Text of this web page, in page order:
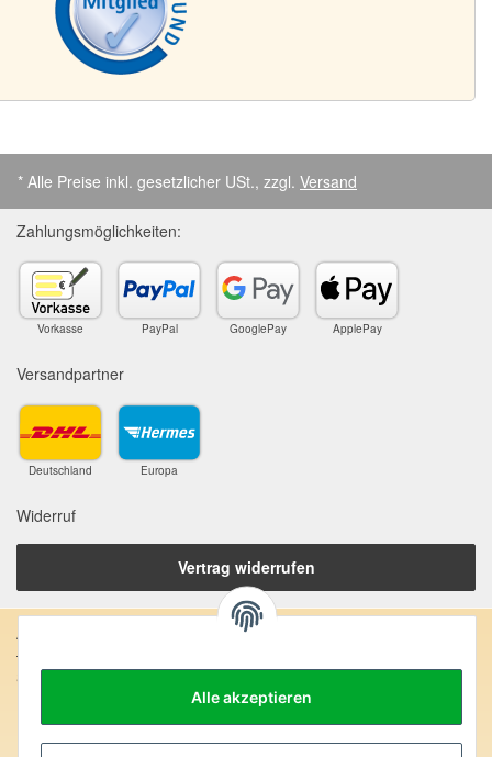
Alle akzeptieren
* Alle Preise inkl. gesetzlicher USt., zzgl. Versand
Zahlungsmöglichkeiten:
Vorkasse PayPal GooglePay ApplePay
Versandpartner
Deutschland Europa
Widerruf
Vertrag widerrufen
Anschrift:
SteinZeitOase